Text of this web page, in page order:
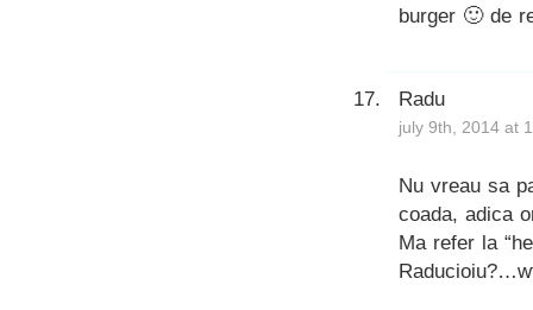
burger 🙂 de
Radu
july 9th, 2014 at
Nu vreau sa
coada, adica
Ma refer la